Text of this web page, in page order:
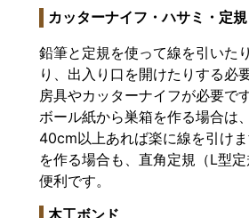
カッターナイフ・ハサミ・定
鉛筆と定規を使って線を引いた
り、出入り口を開けたりする必
房具やカッターナイフが必要です
ボール紙から巣箱を作る場合は
40cm以上あれば楽に線を引け
を作る場合も、直角定規（L型
便利です。